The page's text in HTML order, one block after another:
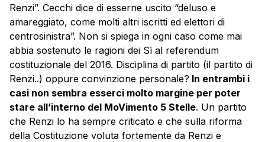
Renzi”. Cecchi dice di esserne uscito “deluso e
amareggiato, come molti altri iscritti ed elettori di
centrosinistra”. Non si spiega in ogni caso come mai
abbia sostenuto le ragioni dei Sì al referendum
costituzionale del 2016. Disciplina di partito (il partito di
Renzi..) oppure convinzione personale? In entrambi i
casi non sembra esserci molto margine per poter
stare all’interno del MoVimento 5 Stelle. Un partito
che Renzi lo ha sempre criticato e che sulla riforma
della Costituzione voluta fortemente da Renzi e